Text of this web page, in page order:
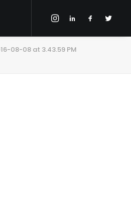
08-08 at 3.43.59 PM